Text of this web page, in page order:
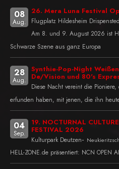
08
Aug.
26. Mera Luna Festival
Flugplatz Hildesheim
Am 8. und 9. August 2026 ist
Schwarze Szene aus ganz Europa
28
Aug.
Synthie-Pop-Night
De/Vision und 80's
Diese Nacht vereint die
erfunden haben, mit jenen, die ihn
04
Sep.
19. NOCTURNAL
FESTIVAL 2026
Kulturpark Deutzen- Neukieritzsch
HELL-ZONE.de präsentiert: NCN OPEN